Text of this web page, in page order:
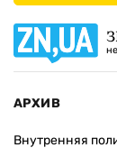
АРХИВ
Внутренняя